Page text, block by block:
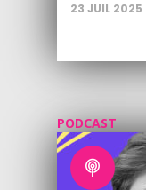
23 JUIL 2025
PODCAST